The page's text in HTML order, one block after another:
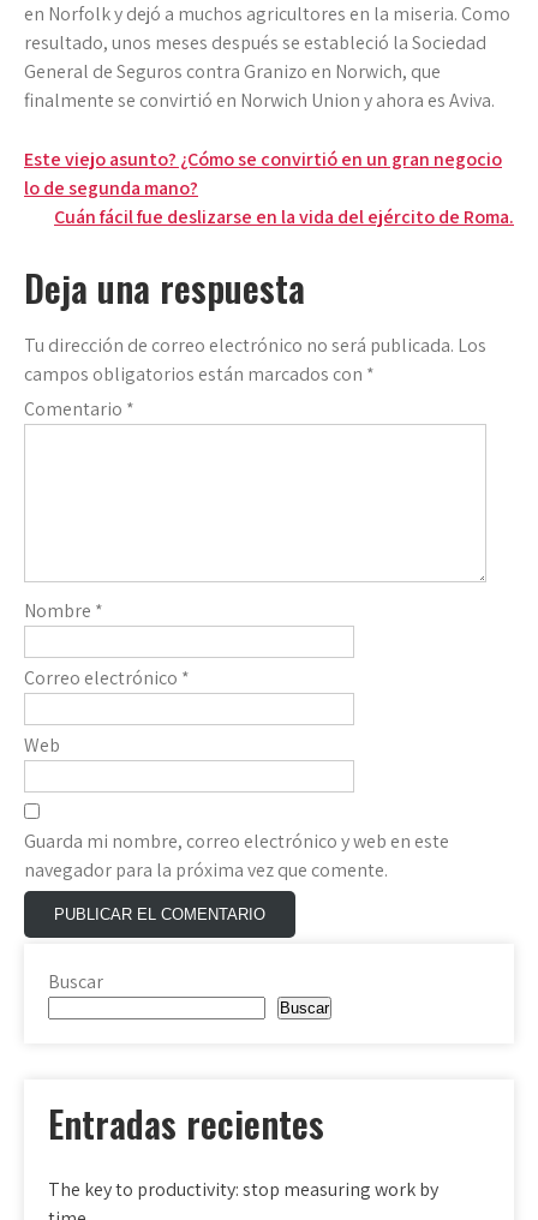
en Norfolk y dejó a muchos agricultores en la miseria. Como
resultado, unos meses después se estableció la Sociedad
General de Seguros contra Granizo en Norwich, que
finalmente se convirtió en Norwich Union y ahora es Aviva.
Navegación
de
entradas
Este viejo asunto? ¿Cómo se convirtió en un gran negocio
lo de segunda mano?
Cuán fácil fue deslizarse en la vida del ejército de Roma.
Deja una respuesta
Tu dirección de correo electrónico no será publicada. Los
campos obligatorios están marcados con *
Comentario *
Nombre *
Correo electrónico *
Web
Guarda mi nombre, correo electrónico y web en este
navegador para la próxima vez que comente.
Buscar
Buscar
Entradas recientes
The key to productivity: stop measuring work by